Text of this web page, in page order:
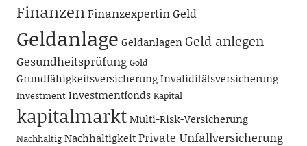
FinanzenFinanzexpertinGeld
Geldanlage Geldanlagen Geld anlegen
Gesundheitsprüfung Gold
GrundfähigkeitsversicherungInvaliditätsversicherung
Investment Investmentfonds Kapital
kapitalmarktMulti-Risk-Versicherung
Nachhaltig NachhaltigkeitPrivate Unfallversicherung